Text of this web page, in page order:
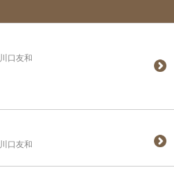
川口友和
川口友和